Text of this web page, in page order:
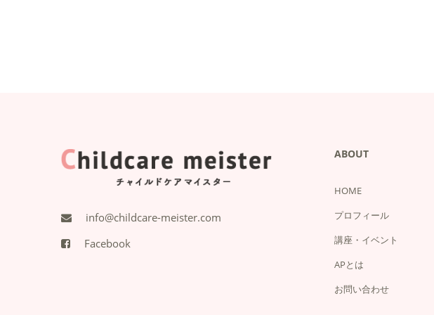
info@childcare-meister.com
Facebook
ABOUT
HOME
プロフィール
講座・イベント
APとは
お問い合わせ